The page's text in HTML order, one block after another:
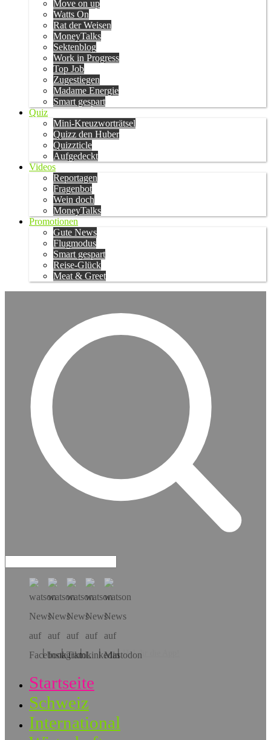
Move on up
Watts On
Rat der Weisen
MoneyTalks
Sektenblog
Work in Progress
Top Job
Zugestiegen
Madame Energie
Smart gespart
Quiz
Mini-Kreuzworträtsel
Quizz den Huber
Quizzticle
Aufgedeckt
Videos
Reportagen
Fragenbot
Wein doch
MoneyTalks
Promotionen
Gute News
Flugmodus
Smart gespart
Reise-Glück
Meat & Greet
Hol dir die App!
Startseite
Schweiz
International